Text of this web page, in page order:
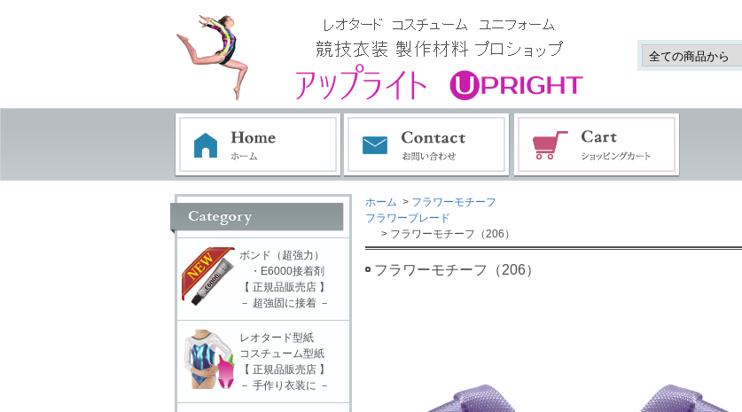
ホーム > フラワーモチーフ
フラワーブレード
> フラワーモチーフ（206）
フラワーモチーフ（206）
ボンド（超強力）
・E6000接着剤
【 正規品販売店 】
－ 超強固に接着 －
レオタード型紙
コスチューム型紙
【 正規品販売店 】
－ 手作り衣装に －